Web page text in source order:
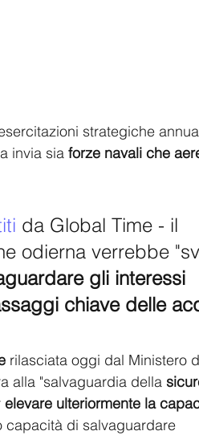
strategiche
invia sia forze navali che
da Global Time - il
odierna verrebbe
gli interessi
chiave delle
rilasciata oggi dal Ministero
alla "salvaguardia della
elevare ulteriormente la
capacità di salvaguardare